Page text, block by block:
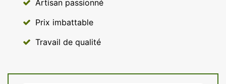
Artisan passionné
Prix imbattable
Travail de qualité